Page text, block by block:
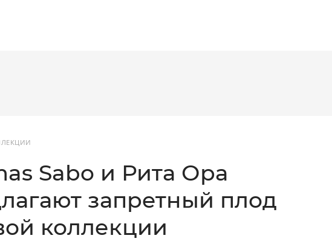
Sabo и Рита Ора
запретный плод
коллекции